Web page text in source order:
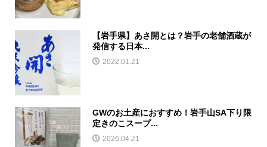
【岩手県】あさ開とは？岩手の老舗酒蔵が
発信する日本...
2022.01.21
GWのお土産におすすめ！岩手山SA下り限
定きのこスープ...
2026.04.21